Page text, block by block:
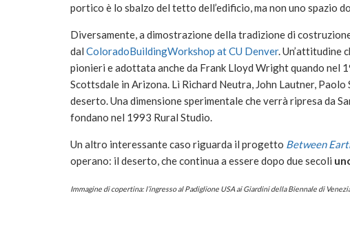
portico è lo sbalzo del tetto dell’edificio, ma non uno spazio
Diversamente, a dimostrazione della tradizione di
dal ColoradoBuildingWorkshop at CU Denver. Un’attitudine
pionieri e adottata anche da Frank Lloyd Wright quando nel
Scottsdale in Arizona. Lì Richard Neutra, John Lautner,
deserto. Una dimensione sperimentale che verrà ripresa da
fondano nel 1993 Rural Studio.
Un altro interessante caso riguarda il progetto Between
operano: il deserto, che continua a essere dopo due secoli
Immagine di copertina: l’ingresso al Padiglione USA ai Giardini della Biennale di